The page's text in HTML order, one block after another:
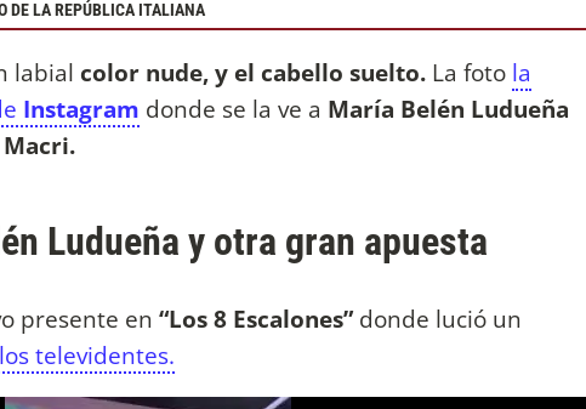
DE LA REPÚBLICA ITALIANA
labial color nude, y el cabello suelto. La foto la
Instagram donde se la ve a María Belén Ludueña
Macri.
Ludueña y otra gran apuesta
presente en “Los 8 Escalones”donde lució un
televidentes.